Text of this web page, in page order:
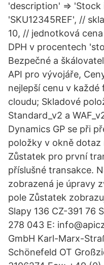
'description' =>
'SKU12345REF', //
10, // jednotková
DPH v procentech
Bezpečné a
API pro vývojáře,
nejlepší cenu v
cloudu; Skladové
Standard_v2 a
Dynamics GP se při
položky v okně dotaz
Zůstatek pro první
příslušné transakce.
zobrazená je úpravy
pole Zůstatek
Slapy 136 CZ-391 76
278 043 E:
GmbH Karl-Marx-
Schönefeld OT